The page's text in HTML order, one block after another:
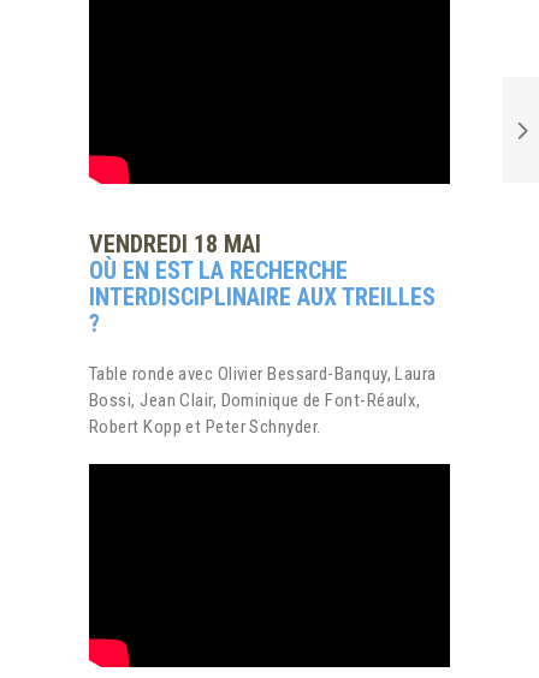
VENDREDI 18 MAI
OÙ EN EST LA RECHERCHE
INTERDISCIPLINAIRE AUX TREILLES
?
Table ronde avec Olivier Bessard-Banquy, Laura
Bossi, Jean Clair, Dominique de Font-Réaulx,
Robert Kopp et Peter Schnyder.